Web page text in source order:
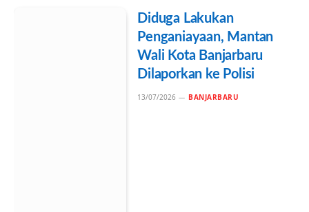
Diduga Lakukan
Penganiayaan, Mantan
Wali Kota Banjarbaru
Dilaporkan ke Polisi
13/07/2026 BANJARBARU